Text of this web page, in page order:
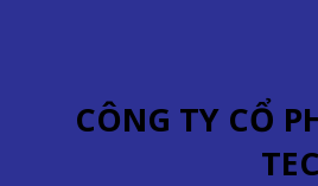
CÔNG TY CỔ